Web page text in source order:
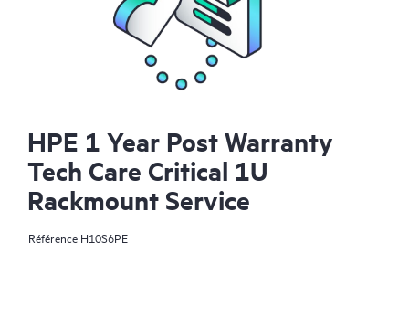
HPE 1 Year Post Warranty
Tech Care Critical 1U
Rackmount Service
Référence H10S6PE